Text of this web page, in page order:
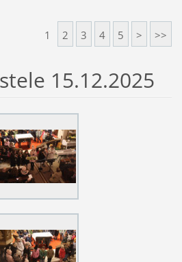
1 2 3 4 5 > >>
15.12.2025